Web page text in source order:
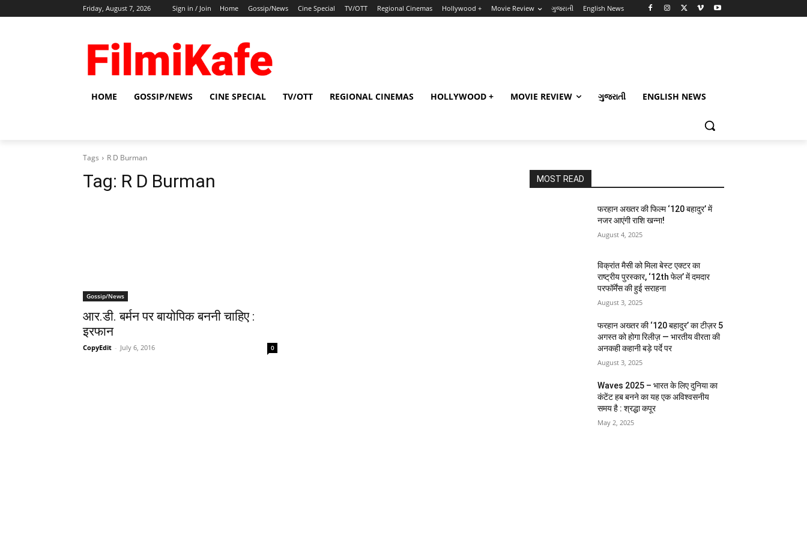
Friday, August 7, 2026 Sign in / Join Home Gossip/News Cine Special TV/OTT Regional Cinemas Hollywood + Movie Review ગુજરાતી English News
HOME GOSSIP/NEWS CINE SPECIAL TV/OTT REGIONAL CINEMAS HOLLYWOOD + MOVIE REVIEW ગુજરાતી ENGLISH NEWS
Tags R D Burman
Tag: R D Burman
Gossip/News
आर.डी. बर्मन पर बायोपिक बननी चाहिए :
इरफान
CopyEdit - July 6, 2016 0
MOST READ
फरहान अख्तर की फिल्म ‘120 बहादुर’ में
नजर आएंगी राशि खन्ना!
August 4, 2025
विक्रांत मैसी को मिला बेस्ट एक्टर का
राष्ट्रीय पुरस्कार, ‘12th फेल’ में दमदार
परफॉर्मेंस की हुई सराहना
August 3, 2025
फरहान अख्तर की ‘120 बहादुर’ का टीज़र 5
अगस्त को होगा रिलीज़ — भारतीय वीरता की
अनकही कहानी बड़े पर्दे पर
August 3, 2025
Waves 2025 – भारत के लिए दुनिया का
कंटेंट हब बनने का यह एक अविश्वसनीय
समय है : श्रद्धा कपूर
May 2, 2025